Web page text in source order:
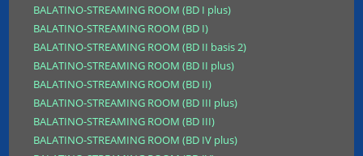
BALATINO-STREAMING ROOM (BD I plus)
BALATINO-STREAMING ROOM (BD I)
BALATINO-STREAMING ROOM (BD II basis 2)
BALATINO-STREAMING ROOM (BD II plus)
BALATINO-STREAMING ROOM (BD II)
BALATINO-STREAMING ROOM (BD III plus)
BALATINO-STREAMING ROOM (BD III)
BALATINO-STREAMING ROOM (BD IV plus)